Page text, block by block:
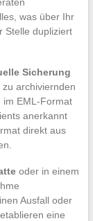
was über Ihr
Stelle dupliziert
Sicherung
archiviernden
im EML-Format
anerkannt
direkt aus
oder in einem
Ausfall oder
eine